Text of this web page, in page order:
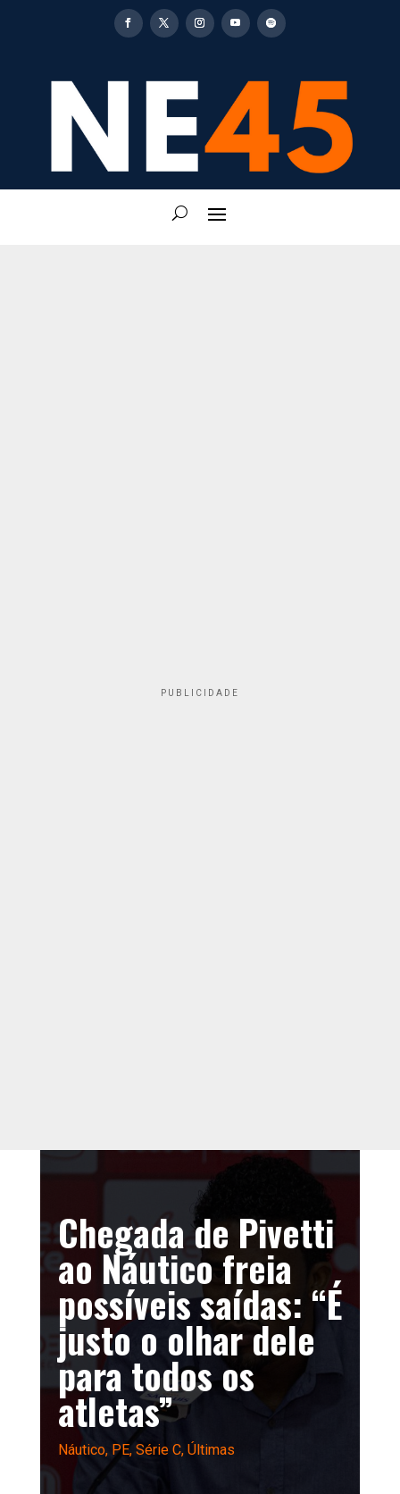
PUBLICIDADE
Chegada de Pivetti
ao Náutico freia
possíveis saídas: “É
justo o olhar dele
para todos os
atletas”
Náutico, PE, Série C, Últimas